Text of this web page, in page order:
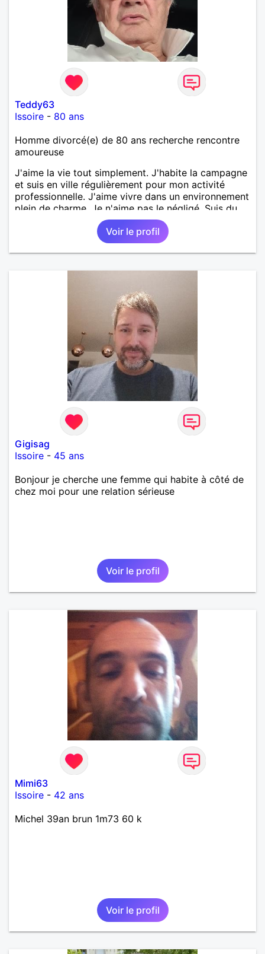
Teddy63
Issoire - 80 ans
Homme divorcé(e) de 80 ans recherche rencontre
amoureuse
J'aime la vie tout simplement. J'habite la campagne
et suis en ville régulièrement pour mon activité
professionnelle. J'aime vivre dans un environnement
plein de charme. Je n'aime pas le négligé. Suis du
style sport-chic. J'aime les contacts.
Voir le profil
Gigisag
Issoire - 45 ans
Bonjour je cherche une femme qui habite à côté de
chez moi pour une relation sérieuse
Voir le profil
Mimi63
Issoire - 42 ans
Michel 39an brun 1m73 60 k
Voir le profil